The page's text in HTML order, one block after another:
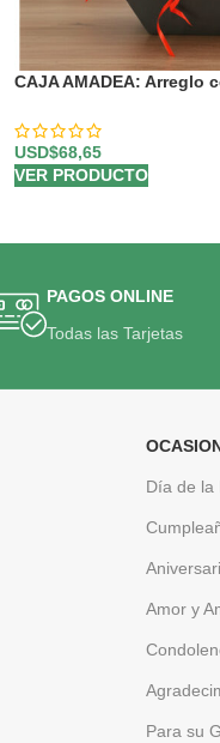
CAJA AMADEA: Arreglo
USD$68,65
VER PRODUCTO
PAGOS ONLINE
Todas las Tarjetas
Día de la
Amor y
Para su